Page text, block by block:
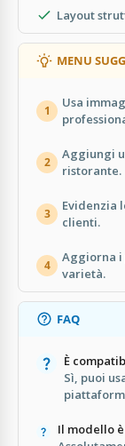
Layout
MENU
1
Usa
2
Aggiungi
ristorante.
3
Evidenzia
clienti.
4
Aggiorna
varietà.
FAQ
È
Sì, puoi
Il modello